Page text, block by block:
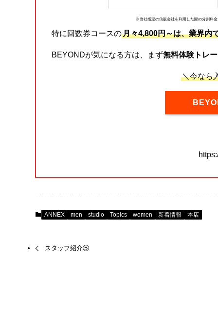
※当社指定の信販会社を利用した際の分割料金
特に回数券コースの月々4,800円～は、業界内
BEYONDが気になる方は、まず無料体験トレ
＼今なら
ANNEX men studio Topics women 新着情報 本店
スタッフ紹介⑤